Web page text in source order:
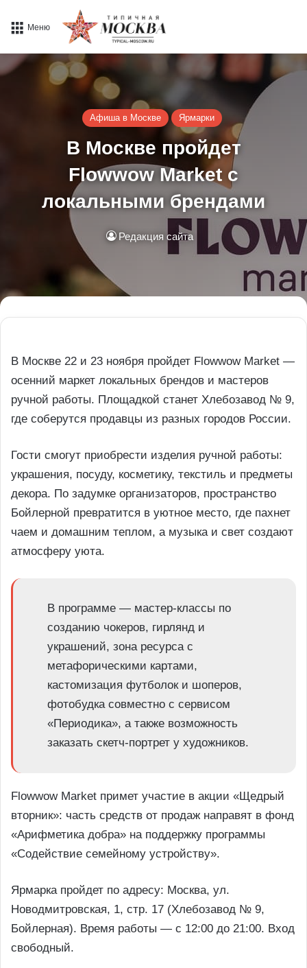
Меню
Афиша в Москве Ярмарки
В Москве пройдет
Flowwow Market с
локальными брендами
Редакция сайта
В Москве 22 и 23 ноября пройдет Flowwow Market —
осенний маркет локальных брендов и мастеров
ручной работы. Площадкой станет Хлебозавод № 9,
где соберутся продавцы из разных городов России.
Гости смогут приобрести изделия ручной работы:
украшения, посуду, косметику, текстиль и предметы
декора. По задумке организаторов, пространство
Бойлерной превратится в уютное место, где пахнет
чаем и домашним теплом, а музыка и свет создают
атмосферу уюта.
В программе — мастер-классы по
созданию чокеров, гирлянд и
украшений, зона ресурса с
метафорическими картами,
кастомизация футболок и шоперов,
фотобудка совместно с сервисом
«Периодика», а также возможность
заказать скетч-портрет у художников.
Flowwow Market примет участие в акции «Щедрый
вторник»: часть средств от продаж направят в фонд
«Арифметика добра» на поддержку программы
«Содействие семейному устройству».
Ярмарка пройдет по адресу: Москва, ул.
Новодмитровская, 1, стр. 17 (Хлебозавод № 9,
Бойлерная). Время работы — с 12:00 до 21:00. Вход
свободный.